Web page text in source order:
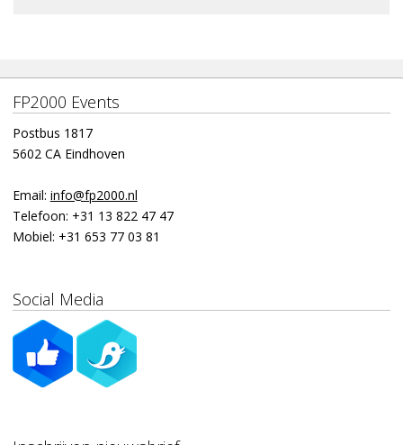
FP2000 Events
Postbus 1817
5602 CA Eindhoven
Email: info@fp2000.nl
Telefoon: +31 13 822 47 47
Mobiel: +31 653 77 03 81
Social Media